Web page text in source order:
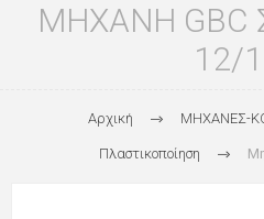
ΜΗΧΑΝΗ GBC
12/
Αρχική ΜΗΧΑΝΕΣ-
Πλαστικοποίηση